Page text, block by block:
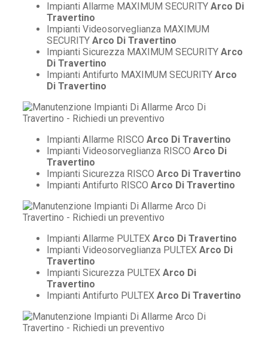
Impianti Allarme MAXIMUM SECURITY Arco Di
Travertino
Impianti Videosorveglianza MAXIMUM
SECURITY Arco Di Travertino
Impianti Sicurezza MAXIMUM SECURITY Arco
Di Travertino
Impianti Antifurto MAXIMUM SECURITY Arco
Di Travertino
Impianti Allarme RISCO Arco Di Travertino
Impianti Videosorveglianza RISCO Arco Di
Travertino
Impianti Sicurezza RISCO Arco Di Travertino
Impianti Antifurto RISCO Arco Di Travertino
Impianti Allarme PULTEX Arco Di Travertino
Impianti Videosorveglianza PULTEX Arco Di
Travertino
Impianti Sicurezza PULTEX Arco Di
Travertino
Impianti Antifurto PULTEX Arco Di Travertino